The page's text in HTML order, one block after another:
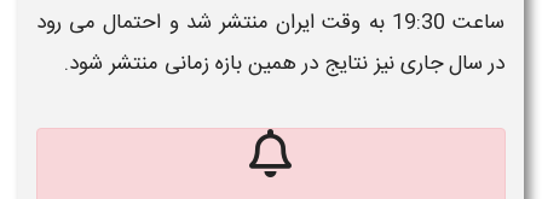
ساعت 19:30 به وقت ایران منتشر شد و احتمال می رود
در سال جاری نیز نتایج در همین بازه زمانی منتشر شود.